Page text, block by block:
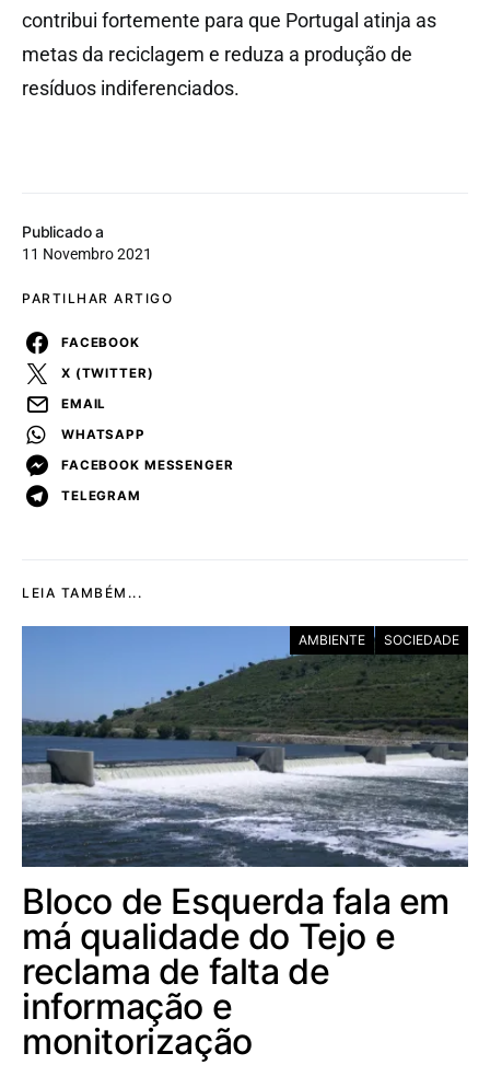
Publicado a
11 Novembro 2021
PARTILHAR ARTIGO
FACEBOOK
X (TWITTER)
EMAIL
WHATSAPP
FACEBOOK MESSENGER
TELEGRAM
contribui fortemente para que Portugal atinja as
metas da reciclagem e reduza a produção de
resíduos indiferenciados.
LEIA TAMBÉM...
AMBIENTE SOCIEDADE
Bloco de Esquerda fala em
má qualidade do Tejo e
reclama de falta de
informação e
monitorização